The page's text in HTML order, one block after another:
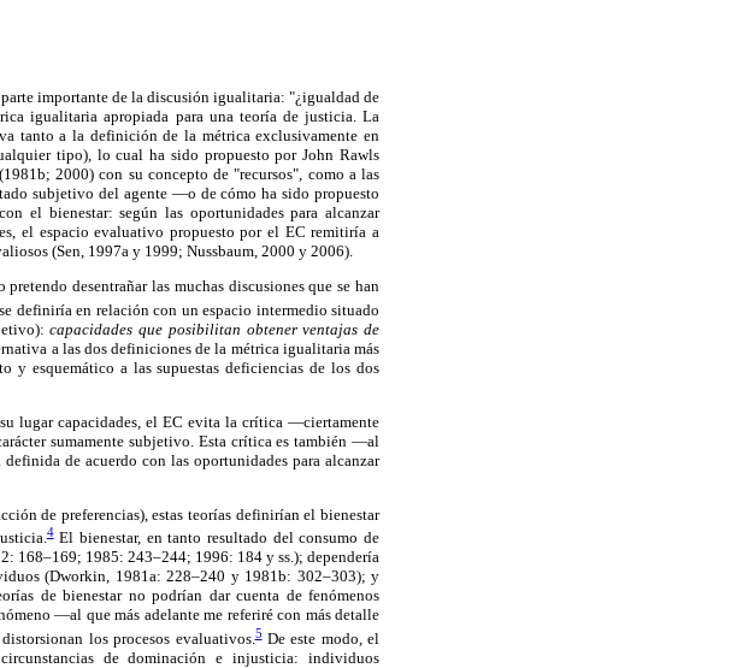
importante de la discusión igualitaria: "¿igualdad de
igualitaria apropiada para una teoría de justicia. La
tanto a la definición de la métrica exclusivamente en
tipo), lo cual ha sido propuesto por John Rawls
2000) con su concepto de "recursos", como a las
subjetivo del agente —o de cómo ha sido propuesto
el bienestar: según las oportunidades para alcanzar
el espacio evaluativo propuesto por el EC remitiría a
(Sen, 1997a y 1999; Nussbaum, 2000 y 2006).
desentrañar las muchas discusiones que se han
definiría en relación con un espacio intermedio situado
capacidades que posibilitan obtener ventajas de
a las dos definiciones de la métrica igualitaria más
y esquemático a las supuestas deficiencias de los dos
lugar capacidades, el EC evita la crítica —ciertamente
sumamente subjetivo. Esta crítica es también —al
de acuerdo con las oportunidades para alcanzar
de preferencias), estas teorías definirían el bienestar
4El bienestar, en tanto resultado del consumo de
168–169; 1985: 243–244; 1996: 184 y ss.); dependería
(Dworkin, 1981a: 228–240 y 1981b: 302–303); y
de bienestar no podrían dar cuenta de fenómenos
—al que más adelante me referiré con más detalle
los procesos evaluativos.5De este modo, el
de dominación e injusticia: individuos